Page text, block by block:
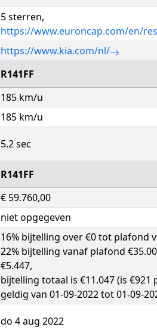
5 sterren,
https://www.euroncap.com/en/
https://www.kia.com/nl/
R141FF
185 km/u
185 km/u
5.2 sec
R141FF
€ 59.760,00
niet opgegeven
16% bijtelling over €0 tot plafond
22% bijtelling vanaf plafond
€5.447,
bijtelling totaal is €11.047 (is €921
geldig van 01-09-2022 tot 01-09-
do 4 aug 2022